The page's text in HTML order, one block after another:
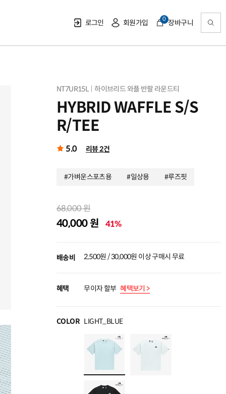
로그인 회원가입 장바구니
0
NT7UR15L 하이브리드 와플 반팔 라운드티
HYBRID WAFFLE S/S
R/TEE
5.0 리뷰 2건
#가벼운스포츠용 #일상용 #루즈핏
68,000 원
40,000 원 41%
배송비 2,500원 / 30,000원 이상 구매시 무료
혜택 무이자 할부 혜택보기 >
COLOR LIGHT_BLUE